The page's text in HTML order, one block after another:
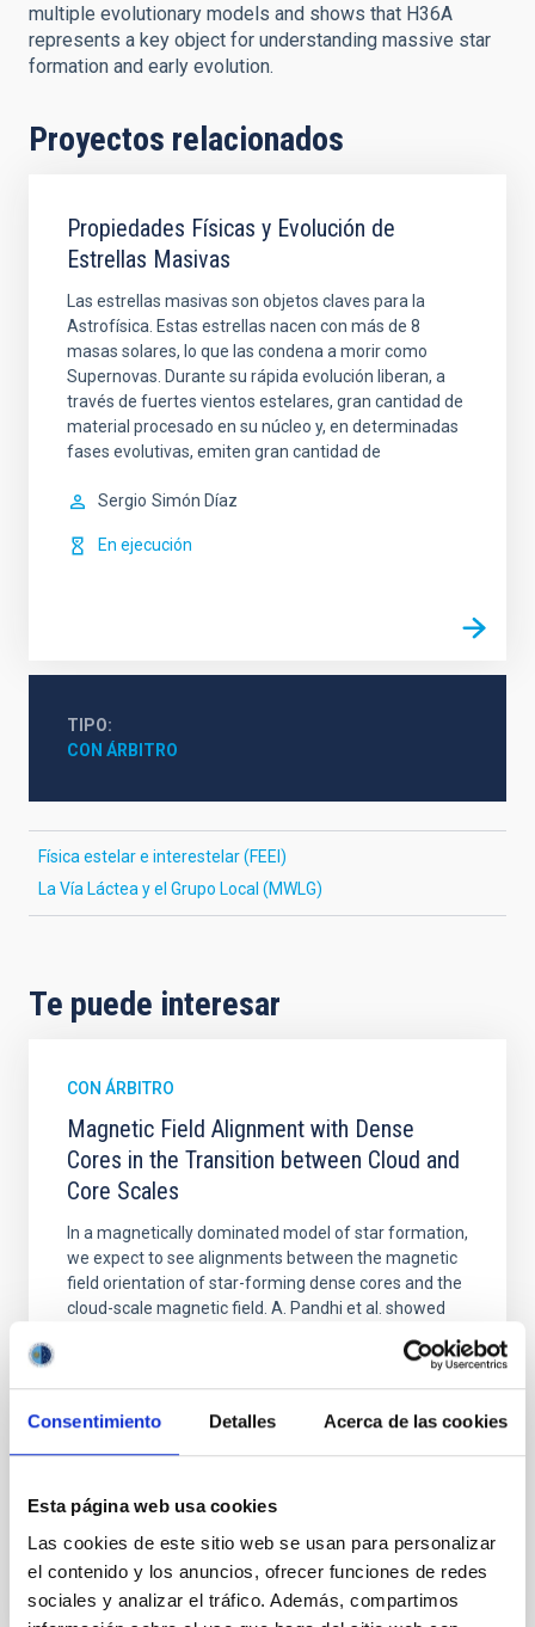
Consentimiento Detalles Acerca de las cookies
Esta página web usa cookies
Las cookies de este sitio web se usan para personalizar
el contenido y los anuncios, ofrecer funciones de redes
sociales y analizar el tráfico. Además, compartimos
multiple evolutionary models and shows that H36A
represents a key object for understanding massive star
formation and early evolution.
Proyectos relacionados
Propiedades Físicas y Evolución de
Estrellas Masivas
Las estrellas masivas son objetos claves para la
Astrofísica. Estas estrellas nacen con más de 8
masas solares, lo que las condena a morir como
Supernovas. Durante su rápida evolución liberan, a
través de fuertes vientos estelares, gran cantidad de
material procesado en su núcleo y, en determinadas
fases evolutivas, emiten gran cantidad de
Sergio Simón Díaz
En ejecución
TIPO
CON ÁRBITRO
Física estelar e interestelar (FEEI)
La Vía Láctea y el Grupo Local (MWLG)
Te puede interesar
CON ÁRBITRO
Magnetic Field Alignment with Dense
Cores in the Transition between Cloud and
Core Scales
In a magnetically dominated model of star formation,
we expect to see alignments between the magnetic
field orientation of star-forming dense cores and the
cloud-scale magnetic field. A. Pandhi et al. showed
their angular momentum vectors appear random
Yin, Sean et al.
BIBCODE 2026APJ..1003...83Y
NÚMERO DE CITAS 0